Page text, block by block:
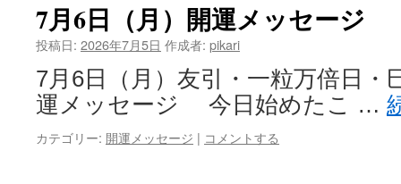
テ
ン
ツ
へ
ス
7月6日（月）開運メッセージ
投稿日: 2026年7月5日 作成者: pikari
7月6日（月）友引・一粒万倍日
運メッセージ 今日始めたこ …
カテゴリー: 開運メッセージ | コメントする